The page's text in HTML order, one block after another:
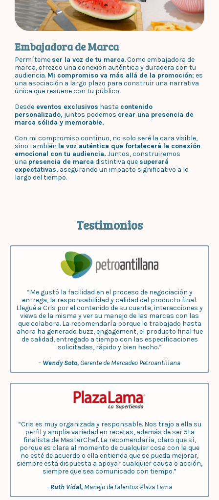
Embajadora de Marca
Permíteme ser la voz de tu marca. Como embajadora de
marca, ofrezco una conexión auténtica y duradera con tu
audiencia. Mi compromiso va más allá de la promoción; es
una asociación a largo plazo para construir una narrativa
única que resuene con tu público.
Desde eventos exclusivos hasta contenido
personalizado, juntos podemos crear una presencia de
marca sólida y memorable.
Con mi compromiso continuo, no solo seré la cara visible,
sino también la voz auténtica que fortalecerá la conexión
emocional con tu audiencia. Juntos, construiremos
una presencia de marca distintiva que superará
expectativas, asegurando un impacto significativo a lo
largo del tiempo.
Testimonios
“Me gustó la facilidad en el proceso de negociación y
entrega, la responsabilidad y calidad del producto final.
Llegué a Cris por el contenido de su cuenta, interacciones y
views de la misma y ver su manejo de las marcas con las
que colabora. La recomendaría porque lo trabajado hasta
ahora ha generado buzz, engagement, el producto final fue
de calidad, entregado a tiempo con las especificaciones
solicitadas, rápido y bien hecho.”
- Wendy Soto, Gerente de Mercadeo Petroantillana
“Cris es muy organizada y responsable. Nos trajo a ella su
perfil y amplia variedad en recetas, además de ser 5ta
finalista de MasterChef. La recomendaría, claro que sí,
porque es clara al momento de cualquier cosa con la que
no esté de acuerdo o ella entienda que se pueda mejorar,
siempre está dispuesta a apoyar cualquier causa o acción,
siempre que sea comunicado con tiempo.”
-Ruth Vidal, Manejo de talentos Plaza Lama